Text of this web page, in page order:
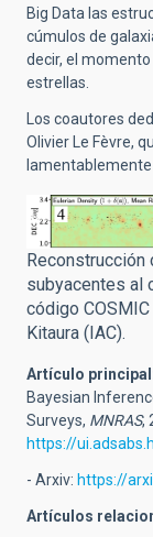
Big Data las
cúmulos de
decir, el
estrellas.
Los coautores
Olivier Le Fèvre,
Reconstrucción
subyacentes al
código
Kitaura (IAC).
Artículo
Bayesian
Surveys, MNRAS,
https://
- Arxiv: https://
Artículos